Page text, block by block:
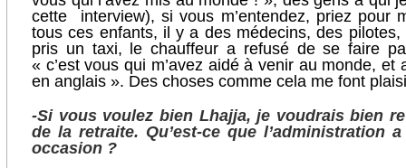
cette interview), si vous m’entendez, priez pour
tous ces enfants, il y a des médecins, des pilotes,
pris un taxi, le chauffeur a refusé de se faire
« c’est vous qui m’avez aidé à venir au monde, et
en anglais ». Des choses comme cela me font
-Si vous voulez bien Lhajja, je voudrais bien
de la retraite. Qu’est-ce que l’administration
occasion ?